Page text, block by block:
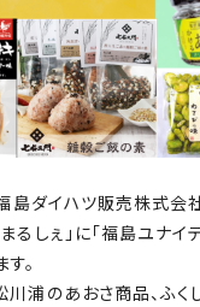
アカデミー・スクール
農業部
まちづくり
パートナー
NPO
ダイハツ販売株式会
るしぇ」に「福島ユナイ
。
浦のあおさ商品、ふく